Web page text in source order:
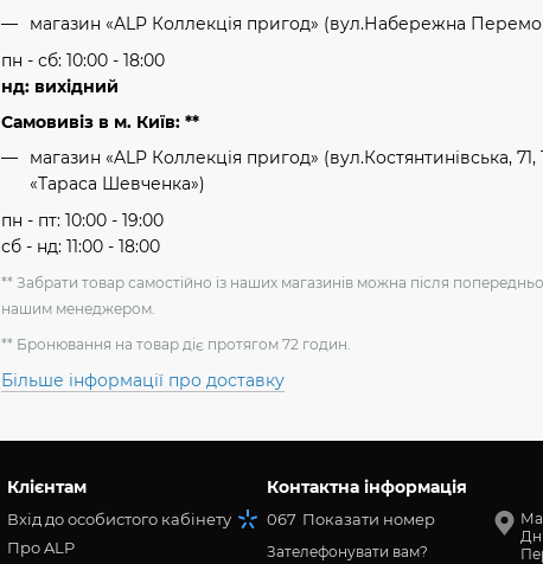
магазин «ALP Коллекція пригод» (вул.Набережна
пн - сб: 10:00 - 18:00
нд: вихідний
Самовивіз в м. Київ: **
магазин «ALP Коллекція пригод» (вул.Костянтинівська,
«Тараса Шевченка»)
пн - пт: 10:00 - 19:00
сб - нд: 11:00 - 18:00
** Забрати товар самостійно із наших магазинів можна після
нашим менеджером.
** Бронювання на товар діє протягом 72 годин.
Більше інформації про доставку
Клієнтам
Вхід до особистого кабінету
Про ALP
Контактна інформація
067 Показати номер
Зателефонувати вам?